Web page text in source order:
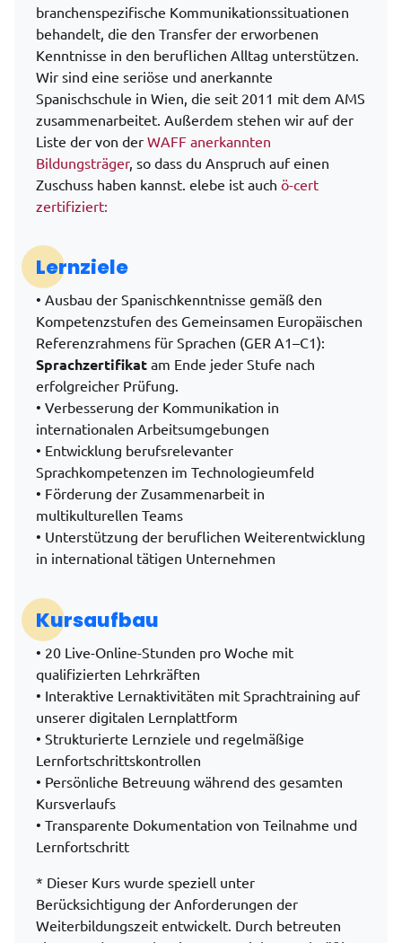
branchenspezifische Kommunikationssituationen
behandelt, die den Transfer der erworbenen
Kenntnisse in den beruflichen Alltag unterstützen.
Wir sind eine seriöse und anerkannte
Spanischschule in Wien, die seit 2011 mit dem AMS
zusammenarbeitet. Außerdem stehen wir auf der
Liste der von der WAFF anerkannten
Bildungsträger, so dass du Anspruch auf einen
Zuschuss haben kannst. elebe ist auch ö-cert
zertifiziert:
Lernziele
• Ausbau der Spanischkenntnisse gemäß den
Kompetenzstufen des Gemeinsamen Europäischen
Referenzrahmens für Sprachen (GER A1–C1):
Sprachzertifikat am Ende jeder Stufe nach
erfolgreicher Prüfung.
• Verbesserung der Kommunikation in
internationalen Arbeitsumgebungen
• Entwicklung berufsrelevanter
Sprachkompetenzen im Technologieumfeld
• Förderung der Zusammenarbeit in
multikulturellen Teams
• Unterstützung der beruflichen Weiterentwicklung
in international tätigen Unternehmen
Kursaufbau
• 20 Live-Online-Stunden pro Woche mit
qualifizierten Lehrkräften
• Interaktive Lernaktivitäten mit Sprachtraining auf
unserer digitalen Lernplattform
• Strukturierte Lernziele und regelmäßige
Lernfortschrittskontrollen
• Persönliche Betreuung während des gesamten
Kursverlaufs
• Transparente Dokumentation von Teilnahme und
Lernfortschritt
* Dieser Kurs wurde speziell unter
Berücksichtigung der Anforderungen der
Weiterbildungszeit entwickelt. Durch betreuten